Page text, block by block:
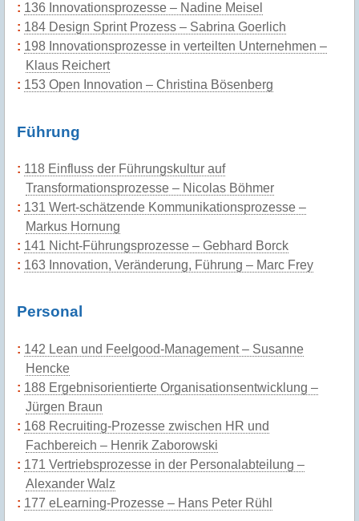
136 Innovationsprozesse – Nadine Meisel
184 Design Sprint Prozess – Sabrina Goerlich
198 Innovationsprozesse in verteilten Unternehmen –
Klaus Reichert
153 Open Innovation – Christina Bösenberg
Führung
118 Einfluss der Führungskultur auf
Transformationsprozesse – Nicolas Böhmer
131 Wert-schätzende Kommunikationsprozesse –
Markus Hornung
141 Nicht-Führungsprozesse – Gebhard Borck
163 Innovation, Veränderung, Führung – Marc Frey
Personal
142 Lean und Feelgood-Management – Susanne
Hencke
188 Ergebnisorientierte Organisationsentwicklung –
Jürgen Braun
168 Recruiting-Prozesse zwischen HR und
Fachbereich – Henrik Zaborowski
171 Vertriebsprozesse in der Personalabteilung –
Alexander Walz
177 eLearning-Prozesse – Hans Peter Rühl